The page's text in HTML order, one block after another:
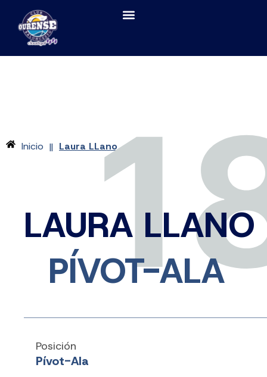
Inicio || Laura LLano
LAURA LLANO
PÍVOT-ALA
Posición
Pívot-Ala